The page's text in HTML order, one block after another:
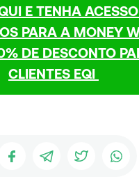
E TENHA
PARA A MONEY
DE DESCONTO
CLIENTES EQI